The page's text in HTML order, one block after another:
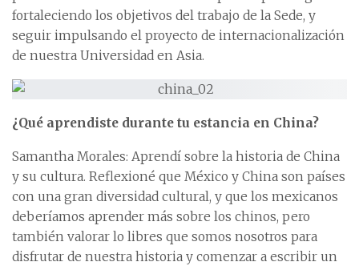
fortaleciendo los objetivos del trabajo de la Sede, y
seguir impulsando el proyecto de internacionalización
de nuestra Universidad en Asia.
¿Qué aprendiste durante tu estancia en China?
Samantha Morales: Aprendí sobre la historia de China
y su cultura. Reflexioné que México y China son países
con una gran diversidad cultural, y que los mexicanos
deberíamos aprender más sobre los chinos, pero
también valorar lo libres que somos nosotros para
disfrutar de nuestra historia y comenzar a escribir un